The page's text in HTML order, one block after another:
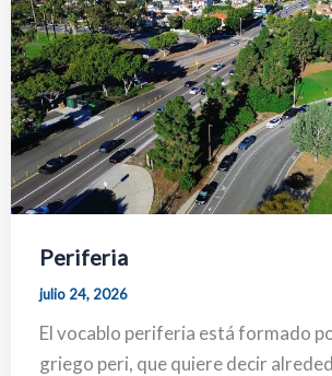
Periferia
julio 24, 2026
El vocablo periferia está formado
griego peri, que quiere decir